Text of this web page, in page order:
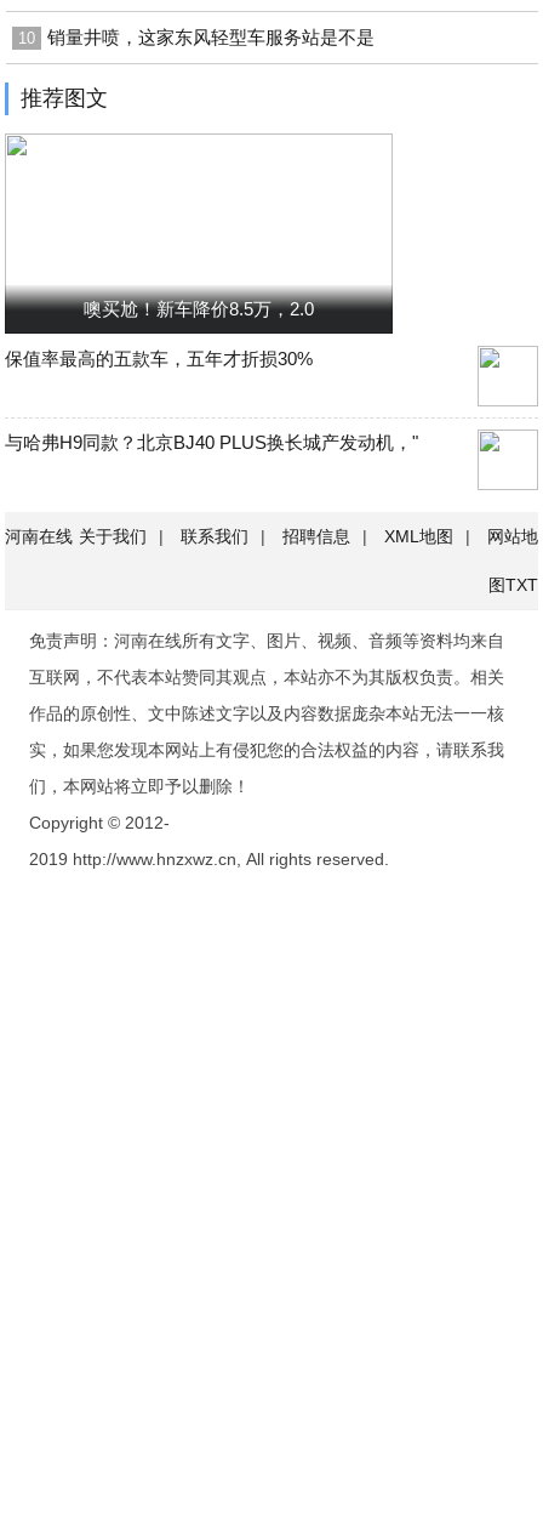
10 销量井喷，这家东风轻型车服务站是不是
推荐图文
噢买尬！新车降价8.5万，2.0
保值率最高的五款车，五年才折损30%
与哈弗H9同款？北京BJ40 PLUS换长城产发动机，"
河南在线 关于我们 | 联系我们 | 招聘信息 | XML地图 | 网站地
图TXT
免责声明：河南在线所有文字、图片、视频、音频等资料均来自
互联网，不代表本站赞同其观点，本站亦不为其版权负责。相关
作品的原创性、文中陈述文字以及内容数据庞杂本站无法一一核
实，如果您发现本网站上有侵犯您的合法权益的内容，请联系我
们，本网站将立即予以删除！
Copyright © 2012-
2019 http://www.hnzxwz.cn, All rights reserved.